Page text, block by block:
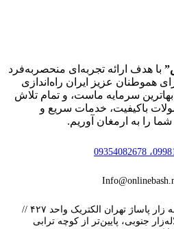
با هدف ارائه تجربه‌ای منحصربه‌فرد
هموطنان عزیز ایران راه‌اندازی
سرمایه ماست، و تمام تلاش
باکیفیت، خدمات سریع و
را به ارمغان آوریم.
آدرس دفتر: تهران لاله زار پاساژ تهران الکتریک واحد ۴۲۷ //
جنوبی، پایین‌تر از کوچه ترابی